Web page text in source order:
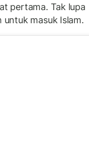
pertama. Tak lupa
untuk masuk Islam.